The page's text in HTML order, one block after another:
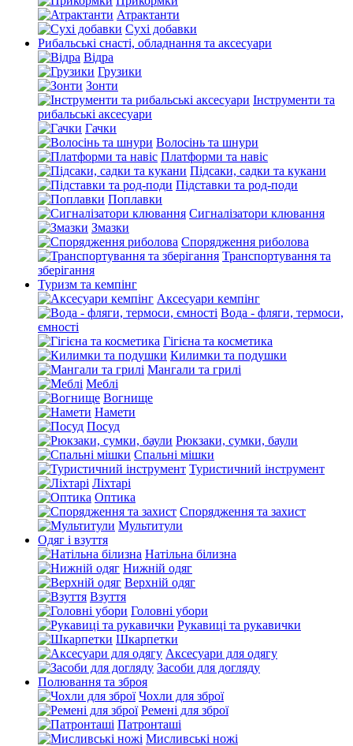
Атрактанти
Сухі добавки
Рибальські снасті, обладнання та аксесуари
Відра
Грузики
Зонти
Інструменти та
рибальські аксесуари
Гачки
Волосінь та шнури
Платформи та навіс
Підсаки, садки та кукани
Підставки та род-поди
Поплавки
Сигналізатори клювання
Змазки
Спорядження риболова
Транспортування та
зберігання
Туризм та кемпінг
Аксесуари кемпінг
Вода - фляги, термоси,
ємності
Гігієна та косметика
Килимки та подушки
Мангали та грилі
Меблі
Вогнище
Намети
Посуд
Рюкзаки, сумки, баули
Спальні мішки
Туристичний інструмент
Ліхтарі
Оптика
Спорядження та захист
Мультитули
Одяг і взуття
Натільна білизна
Нижній одяг
Верхній одяг
Взуття
Головні убори
Рукавиці та рукавички
Шкарпетки
Аксесуари для одягу
Засоби для догляду
Полювання та зброя
Чохли для зброї
Ремені для зброї
Патронташі
Мисливські ножі